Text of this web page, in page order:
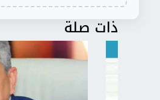
ذات صلة